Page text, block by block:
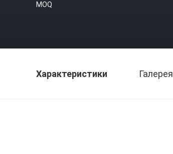
MOQ
Характеристики Галерея